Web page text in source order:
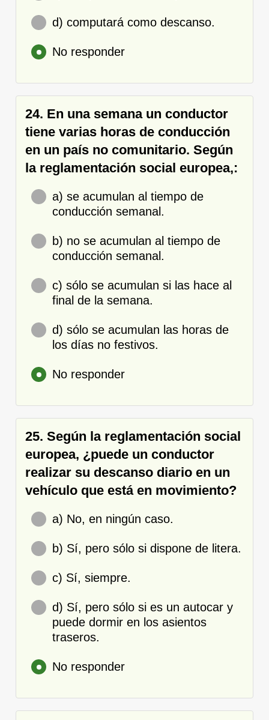
d) computará como descanso.
No responder
24. En una semana un conductor
tiene varias horas de conducción
en un país no comunitario. Según
la reglamentación social europea,:
a) se acumulan al tiempo de
conducción semanal.
b) no se acumulan al tiempo de
conducción semanal.
c) sólo se acumulan si las hace al
final de la semana.
d) sólo se acumulan las horas de
los días no festivos.
No responder
25. Según la reglamentación social
europea, ¿puede un conductor
realizar su descanso diario en un
vehículo que está en movimiento?
a) No, en ningún caso.
b) Sí, pero sólo si dispone de litera.
c) Sí, siempre.
d) Sí, pero sólo si es un autocar y
puede dormir en los asientos
traseros.
No responder